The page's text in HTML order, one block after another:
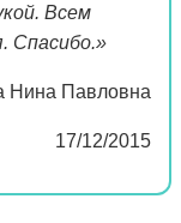
Всем
Спасибо.»
Нина Павловна
17/12/2015